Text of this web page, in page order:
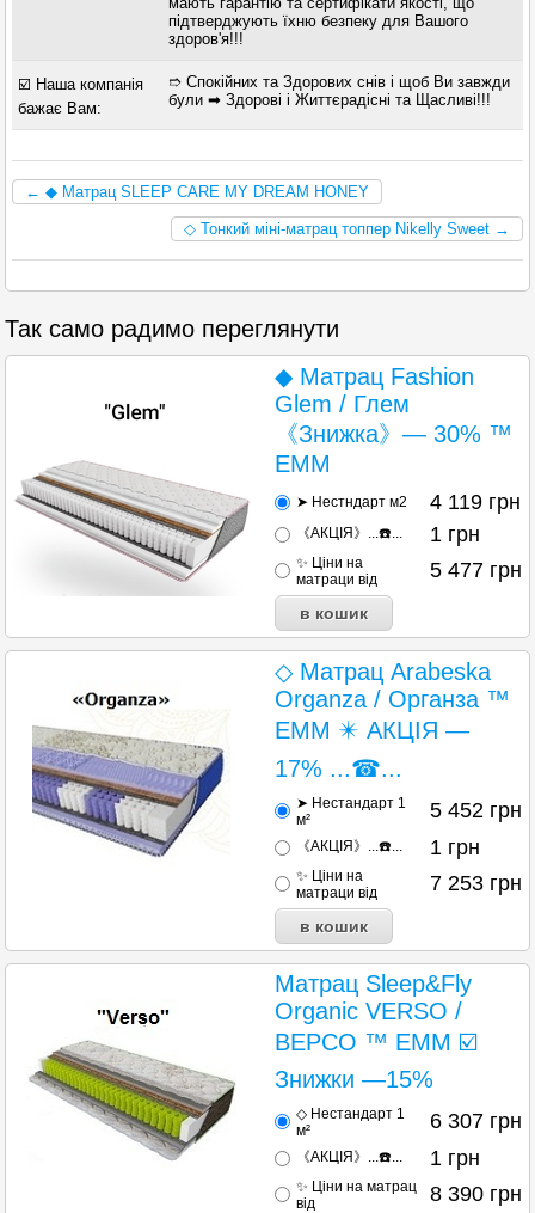
підтверджують їхню безпеку для Вашого
здоров'я!!!
☑️ Наша компанія
бажає Вам:
➱ Спокійних та Здорових снів і щоб Ви завжди
були ➡ Здорові і Життєрадісні та Щасливі!!!
← ◆ Матрац SLEEP CARE MY DREAM HONEY
◇ Тонкий міні-матрац топпер Nikelly Sweet →
Так само радимо переглянути
◆ Матрац Fashion
Glem / Глем
《Знижка》— 30% ™
EMM
➤ Нестндарт м2 4 119 грн
《АКЦІЯ》...☎️... 1 грн
✨ Ціни на
матраци від
5 477 грн
◇ Матрац Arabeska
Organza / Органза ™
ЕММ ✴️ АКЦІЯ —
17% ...☎...
➤ Нестандарт 1
м²
5 452 грн
《АКЦІЯ》...☎️... 1 грн
✨ Ціни на
матраци від
7 253 грн
Матрац Sleep&Fly
Organic VERSO /
ВЕРСО ™ ЕММ ☑️
Знижки —15%
◇ Нестандарт 1
м²
6 307 грн
《АКЦІЯ》...☎️... 1 грн
✨ Ціни на матрац
від
8 390 грн